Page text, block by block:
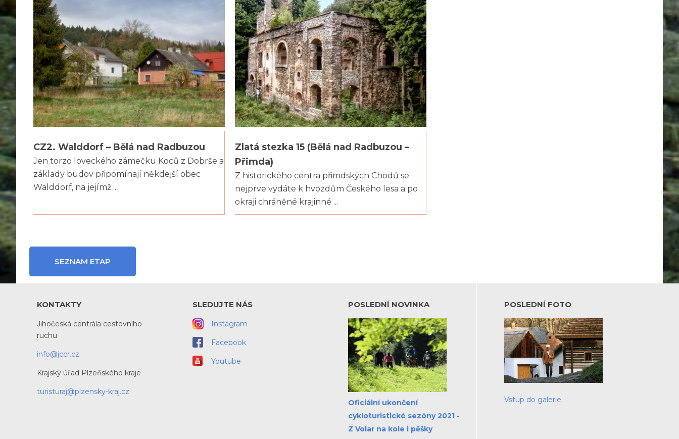
CZ2. Walddorf – Bělá nad Radbuzou
Jen torzo loveckého zámečku Koců z Dobrše a
základy budov připomínají někdejší obec
Walddorf, na jejímž ...
Zlatá stezka 15 (Bělá nad Radbuzou –
Přimda)
Z historického centra přimdských Chodů se
nejprve vydáte k hvozdům Českého lesa a po
okraji chráněné krajinné ...
SEZNAM ETAP
KONTAKTY
Jihočeská centrála cestovního
ruchu
info@jccr.cz
Krajský úřad Plzeňského kraje
turisturaj@plzensky-kraj.cz
SLEDUJTE NÁS
Instagram
Facebook
Youtube
POSLEDNÍ NOVINKA
Oficiální ukončení
cykloturistické sezóny 2021 -
Z Volar na kole i pěšky
POSLEDNÍ FOTO
Vstup do galerie